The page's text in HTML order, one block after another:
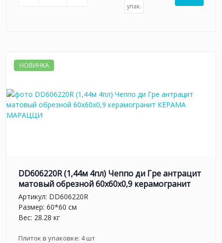
упак.
НОВИНКА
DD606220R (1,44м 4пл) Чеппо ди Гре антрацит
матовый обрезной 60x60x0,9 керамогранит
Артикул: DD606220R
Размер: 60*60 см
Вес: 28.28 кг
Плиток в упаковке: 4шт